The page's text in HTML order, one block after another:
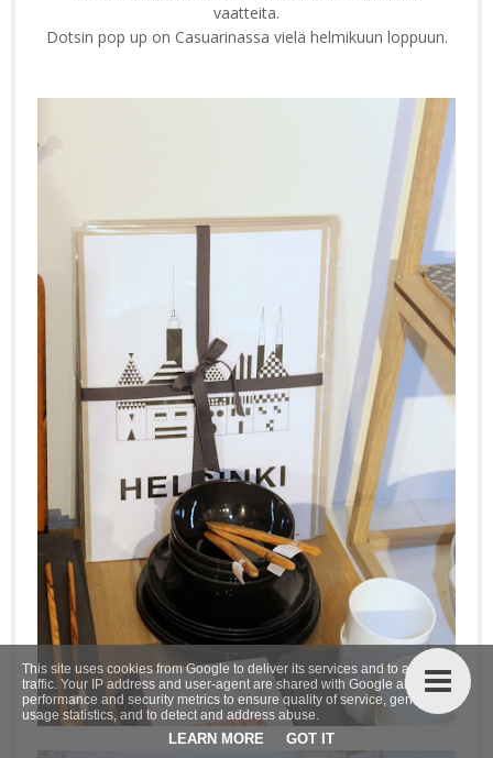
vaatteita.
Dotsin pop up on Casuarinassa vielä helmikuun loppuun.
This site uses cookies from Google to deliver its services and to analyze
traffic. Your IP address and user-agent are shared with Google along with
performance and security metrics to ensure quality of service, generate
usage statistics, and to detect and address abuse.
LEARN MORE GOT IT